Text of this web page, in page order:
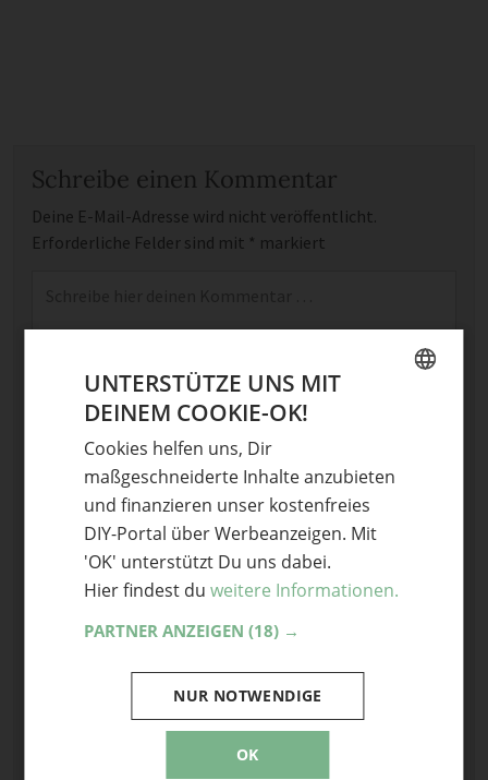
Schreibe einen Kommentar
Deine E-Mail-Adresse wird nicht veröffentlicht.
Erforderliche Felder sind mit * markiert
Optional: Foto teilen
Bild anhängen
Maximale Dateigröße: 8 MB.
UNTERSTÜTZE UNS MIT
DEINEM COOKIE-OK!
Cookies helfen uns, Dir
maßgeschneiderte Inhalte anzubieten
und finanzieren unser kostenfreies
DIY-Portal über Werbeanzeigen. Mit
'OK' unterstützt Du uns dabei.
Hier findest du weitere Informationen.
PARTNER ANZEIGEN (18) →
OK
NUR NOTWENDIGE